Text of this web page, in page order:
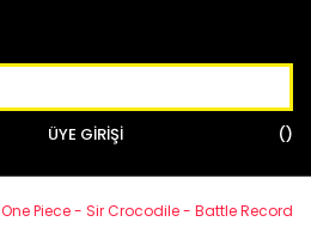
ÜYE GİRİŞİ
One Piece - Sir Crocodile - Battle Record